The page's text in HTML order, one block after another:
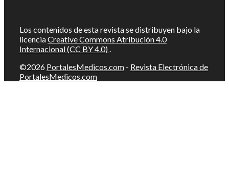
Los contenidos de esta revista se distribuyen bajo la
licenciaCreative Commons Atribución 4.0
Internacional (CC BY 4.0) .
©2026 PortalesMedicos.com - Revista Electrónica de
PortalesMedicos.com